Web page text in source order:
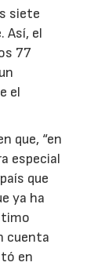
siete
Así, el
77
el
que, “en
especial
que
ya ha
cuenta
en